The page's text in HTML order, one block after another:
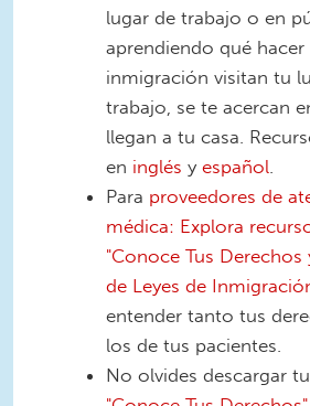
lugar de trabajo o en
aprendiendo qué hacer
inmigración visitan tu
trabajo, se te acercan
llegan a tu casa.
en inglés y español.
Para proveedores de
médica: Explora
"Conoce Tus Derechos
de Leyes de
entender tanto tus
los de tus pacientes.
No olvides descargar